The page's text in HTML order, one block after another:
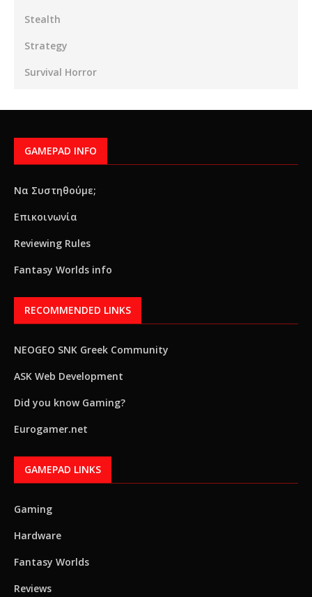
Stealth
Strategy
Survival Horror
GAMEPAD INFO
Να Συστηθούμε;
Επικοινωνία
Reviewing Rules
Fantasy Worlds info
RECOMMENDED LINKS
NEOGEO SNK Greek Community
ASK Web Development
Did you know Gaming?
Eurogamer.net
GAMEPAD LINKS
Gaming
Hardware
Fantasy Worlds
Reviews